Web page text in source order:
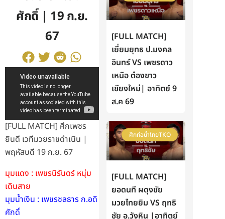
ศักดิ์ | 19 ก.ย.
67
[FULL MATCH] ศึกเพชร
ยินดี เวทีมวยราชดำเนิน |
พฤหัสบดี 19 ก.ย. 67
มุมแดง : เพชรนิรันดร์ หนุ่ม
เดินสาย
มุมน้ำเงิน : เพชรชลธาร ก.อดิ
ศักดิ์
[FULL MATCH]
เยี่ยมยุทธ ป.มงคล
อินทร์ VS เพชรดาว
เหนือ ต๋องขาว
เชียงใหม่| อาทิตย์ 9
ส.ค 69
ศึกท่อน้ำไทยTKO
[FULL MATCH]
ยอดนที ผดุงชัย
มวยไทยยิม VS ฤทธิ
ชัย อ.วังหิน |อาทิตย์